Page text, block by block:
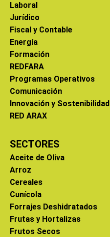
Laboral
Jurídico
Fiscal y Contable
Energía
Formación
REDFARA
Programas Operativos
Comunicación
Innovación y Sostenibilidad
RED ARAX
SECTORES
Aceite de Oliva
Arroz
Cereales
Cunícola
Forrajes Deshidratados
Frutas y Hortalizas
Frutos Secos